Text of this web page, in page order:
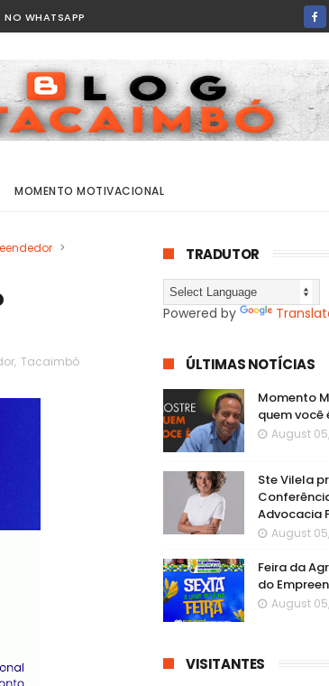
NO WHATSAPP
MOMENTO MOTIVACIONAL
>
, Tacaimbó
TRADUTOR
Powered by
ÚLTIMAS NOTÍCIAS
Momento
quem você
August
Ste Vilela
Advocacia
August
Feira da
do
August
VISITANTES